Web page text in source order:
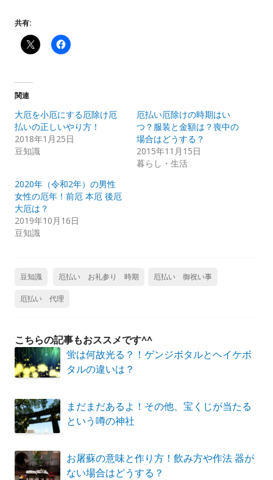
共有:
関連
大厄を小厄にする厄除け厄
払いの正しいやり方！
2018年1月25日
豆知識
厄払い厄除けの時期はい
つ？服装と金額は？喪中の
場合はどうする？
2015年11月15日
暮らし・生活
2020年（令和2年）の男性
女性の厄年！前厄 本厄 後厄
大厄は？
2019年10月16日
豆知識
豆知識 厄払い お礼参り 時期 厄払い 御祝い事
厄払い 代理
こちらの記事もおススメです^^
蛍は何故光る？！ゲンジボタルとヘイケボ
タルの違いは？
まだまだあるよ！その他、宝くじが当たる
という噂の神社
お屠蘇の意味と作り方！飲み方や作法 器が
ない場合はどうする？